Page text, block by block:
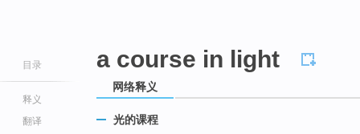
目录
释义
翻译
a course in light
网络释义
光的课程